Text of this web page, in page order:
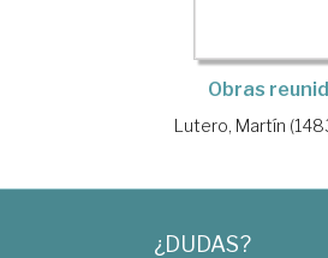
Obras
Lutero, Martín
¿DUDAS?